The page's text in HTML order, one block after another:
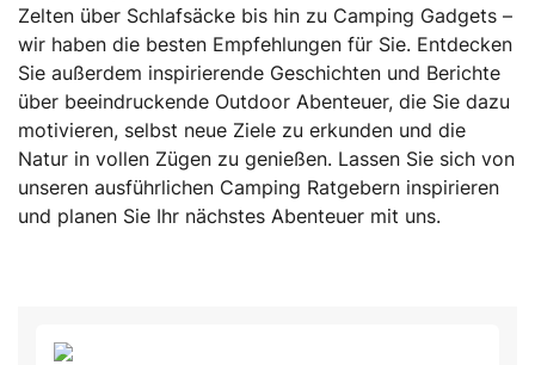
Zelten über Schlafsäcke bis hin zu Camping Gadgets –
wir haben die besten Empfehlungen für Sie. Entdecken
Sie außerdem inspirierende Geschichten und Berichte
über beeindruckende Outdoor Abenteuer, die Sie dazu
motivieren, selbst neue Ziele zu erkunden und die
Natur in vollen Zügen zu genießen. Lassen Sie sich von
unseren ausführlichen Camping Ratgebern inspirieren
und planen Sie Ihr nächstes Abenteuer mit uns.